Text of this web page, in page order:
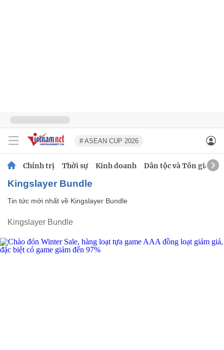
# ASEAN CUP 2026
Chính trị Thời sự Kinh doanh Dân tộc và Tôn giáo
Kingslayer Bundle
Tin tức mới nhất về Kingslayer Bundle
Kingslayer Bundle